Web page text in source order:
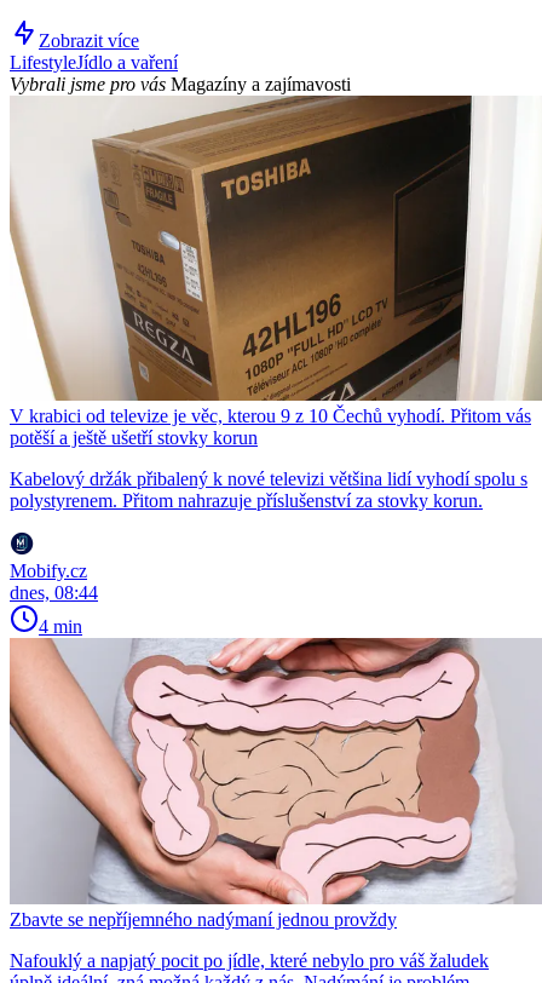
Zobrazit více
LifestyleJídlo a vaření
Vybrali jsme pro vás Magazíny a zajímavosti
V krabici od televize je věc, kterou 9 z 10 Čechů vyhodí. Přitom vás
potěší a ještě ušetří stovky korun
Kabelový držák přibalený k nové televizi většina lidí vyhodí spolu s
polystyrenem. Přitom nahrazuje příslušenství za stovky korun.
Mobify.cz
dnes, 08:44
4 min
Zbavte se nepříjemného nadýmaní jednou provždy
Nafouklý a napjatý pocit po jídle, které nebylo pro váš žaludek